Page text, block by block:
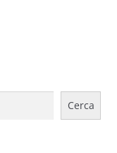
Cerca